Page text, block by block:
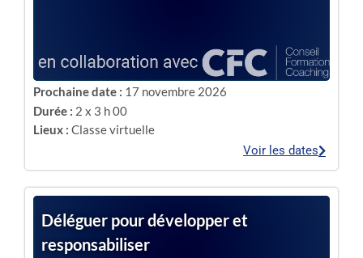
Prochaine date : 17 novembre 2026
Durée : 2 x 3 h 00
Lieux : Classe virtuelle
Voir les dates
Déléguer pour développer et
responsabiliser